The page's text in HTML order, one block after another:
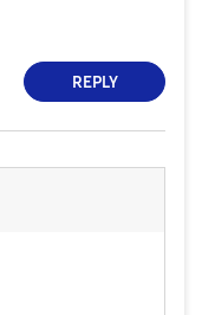
REPLY